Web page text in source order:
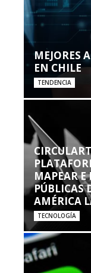
MEJORES
EN CHILE
TENDENCIA
MAPEAR
PÚBLICAS
AMÉRICA
TECNOLOGÍA